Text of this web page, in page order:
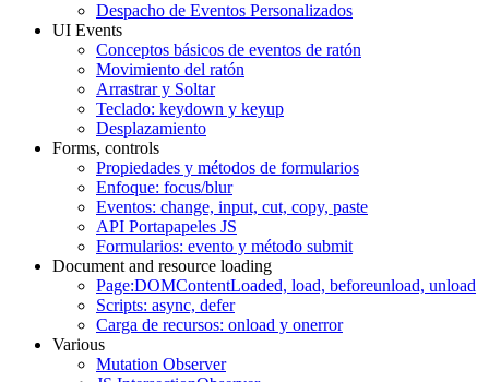
Despacho de Eventos Personalizados
UI Events
Conceptos básicos de eventos de ratón
Movimiento del ratón
Arrastrar y Soltar
Teclado: keydown y keyup
Desplazamiento
Forms, controls
Propiedades y métodos de formularios
Enfoque: focus/blur
Eventos: change, input, cut, copy, paste
API Portapapeles JS
Formularios: evento y método submit
Document and resource loading
Page:DOMContentLoaded, load, beforeunload, unload
Scripts: async, defer
Carga de recursos: onload y onerror
Various
Mutation Observer